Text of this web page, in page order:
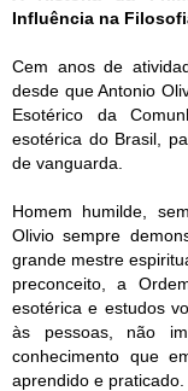
Influência na
Cem anos de
desde que Antonio
Esotérico da
esotérica do Brasil,
de vanguarda.
Homem humilde,
Olivio sempre
grande mestre
preconceito, a
esotérica e estudos
às pessoas, não
conhecimento que
aprendido e praticado.